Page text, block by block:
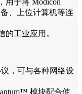
用于将 Modicon
、上位计算机等连
的工业应用。
，可与各种网络设
模块配合使